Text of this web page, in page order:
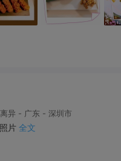
异 - 广东 - 深圳市
片 全文